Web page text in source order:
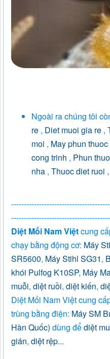
Ngoài ra chúng tôi
re , Diet muoi gia re ,
moi , May phun
cong trinh , Phun
nha , Thuoc diet ruoi ,
Diệt Mối Nam Việtcung
chạy bằng động cơ: Máy
SR5600, Máy Stihl SG31,
khói Pulfog K10SP, Máy
muỗi, diệt ruồi, diệt kiến,
Diệt Mối Nam Việt cung
trùng bằng điện: Máy SM
Hàn Quốc) dùng đểdiệt
gián, diệt rệp...